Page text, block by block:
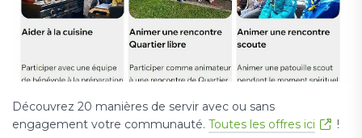
Découvrez 20 manières de servir avec ou sans
engagement votre communauté. Toutes les offres ici !